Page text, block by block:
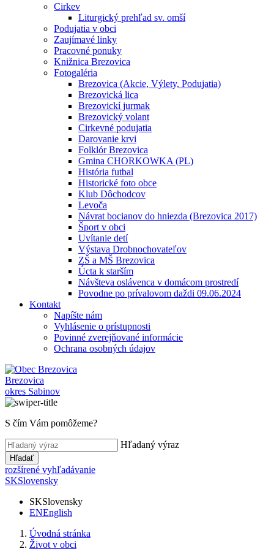
Cirkev
Liturgický prehľad sv. omší
Podujatia v obci
Zaujímavé linky
Pracovné ponuky
Knižnica Brezovica
Fotogaléria
Brezovica (Akcie, Výlety, Podujatia)
Brezovická lica
Brezovickí jurmak
Brezovický volant
Cirkevné podujatia
Darovanie krvi
Folklór Brezovica
Gmina CHORKOWKA (PL)
História futbal
Historické foto obce
Klub Dôchodcov
Levoča
Návrat bocianov do hniezda (Brezovica 2017)
Šport v obci
Uvítanie detí
Výstava Drobnochovateľov
ZŠ a MŠ Brezovica
Úcta k starším
Návšteva oslávenca v domácom prostredí
Povodne po prívalovom daždi 09.06.2024
Kontakt
Napíšte nám
Vyhlásenie o prístupnosti
Povinné zverejňované informácie
Ochrana osobných údajov
Brezovica
okres Sabinov
S čím Vám pomôžeme?
Hľadaný výraz
Hľadať
rozšírené vyhľadávanie
SKSlovensky
SKSlovensky
ENEnglish
Úvodná stránka
Život v obci